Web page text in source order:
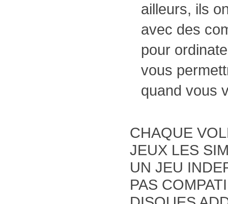
ailleurs, ils
avec des
pour
vous
quand vous
CHAQUE
JEUX LES
UN JEU
PAS